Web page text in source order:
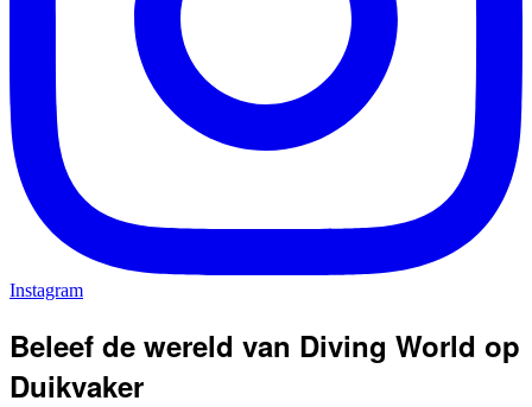
Instagram
Beleef de wereld van Diving World op
Duikvaker